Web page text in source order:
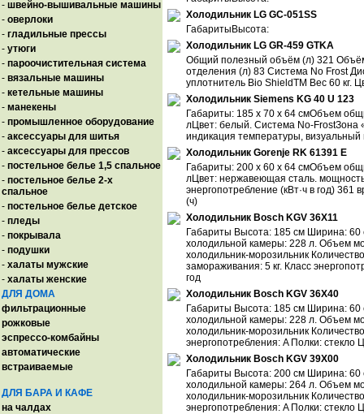
- швейно-вышивальные машины
- оверлоки
- гладильные прессы
- утюги
- пароочистительная система
- вязальные машины
- кетельные машины
- манекены
- промышленное оборудование
- аксессуары для шитья
- аксессуары для прессов
- постельное белье 1,5 спальное
- постельное белье 2-х
спальное
- постельное белье детское
- пледы
- покрывала
- подушки
- халаты мужские
- халаты женские
ДЛЯ ДОМА
фильтрационные
рожковые
эспрессо-комбайны
автоматические
встраиваемые
ДЛЯ БАРА И КАФЕ
на чалдах
Холодильник LG GC-051SS
ГабаритыВысота:
Холодильник LG GR-459 GTKA
Общий полезный объём (л) 321
отделения (л) 83 Система No Frost
уплотнитель Bio ShieldTM Вес 60 кг.
Холодильник Siemens KG 40 U 123
Габариты: 185 x 70 x 64 смОбъем
лЦвет: белый. Система No-
индикация температуры, визуальный
Холодильник Gorenje RK 61391 E
Габариты: 200 x 60 x 64 смОбъем
лЦвет: нержавеющая сталь. мощность
энергопотребление (кВт·ч в год)
(ч)
Холодильник Bosch KGV 36X11
Габариты Высота: 185 см Ширина:
холодильной камеры: 228 л. Объем
холодильник-морозильник
замораживания: 5 кг. Класс
год
Холодильник Bosch KGV 36X40
Габариты Высота: 185 см Ширина:
холодильной камеры: 228 л. Объем
холодильник-морозильник
энергопотребления: A Полки: стекло
Холодильник Bosch KGV 39X00
Габариты Высота: 200 см Ширина:
холодильной камеры: 264 л. Объем
холодильник-морозильник
энергопотребления: A Полки: стекло